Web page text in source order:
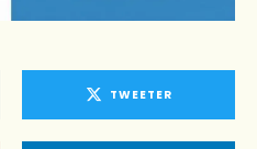
TWEETER